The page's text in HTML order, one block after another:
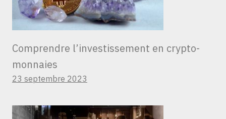
Comprendre l’investissement en crypto-
monnaies
23 septembre 2023